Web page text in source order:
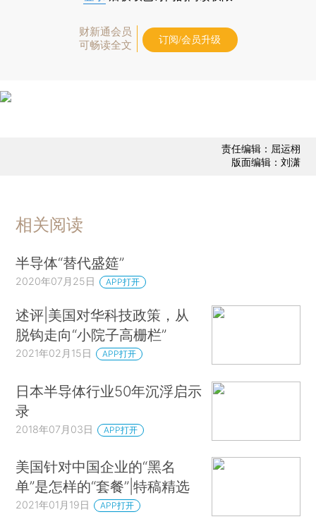
财新通会员
可畅读全文
订阅/会员升级
责任编辑：屈运栩
版面编辑：刘潇
相关阅读
半导体“替代盛筵”
2020年07月25日 APP打开
述评|美国对华科技政策，从
脱钩走向“小院子高栅栏”
2021年02月15日 APP打开
日本半导体行业50年沉浮启示
录
2018年07月03日 APP打开
美国针对中国企业的“黑名
单”是怎样的“套餐”|特稿精选
2021年01月19日 APP打开